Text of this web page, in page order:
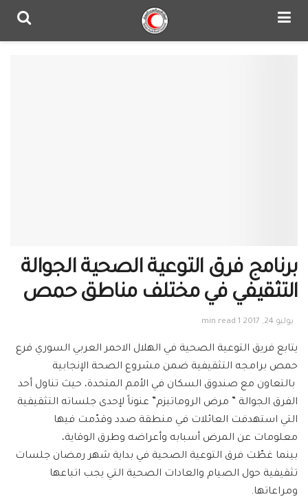
برنامج فرق التوعية الصحية الجوالة
التثقيفي في مختلف مناطق حمص
يوليو 24, 2017 1 min read
يتابع فريق التوعية الصحية في الهلال الاحمر العربي السوري فرع
حمص برامجه التثقيفية ضمن مشروع الصحة الإنجابية
بالتعاون مع صندوق السكان في الأمم المتحدة، حيث تناول أحد
الفرق الجوالة ” مرض الروماتيزم” عنوناً لإحدى جلساته التثقيفية
التي استهدفت العائلات في منطقة صدد وقدّمت فيها
معلومات عن المرض أسبابه وأعراضه وطرق الوقاية،
بينما غطّت فرق التوعية الصحية في بداية شهر رمضان جلسات
تثقيفية حول الصيام والعادات الصحية التي يجب اتباعها
ومراعاتها.